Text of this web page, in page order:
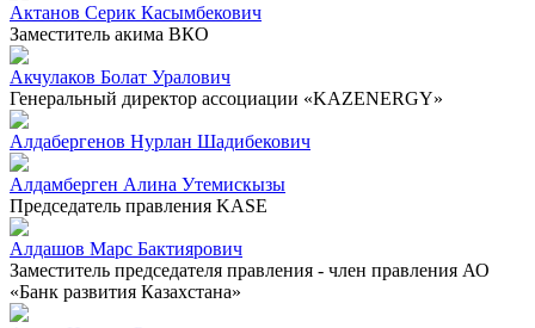
Актанов Серик Касымбекович
Заместитель акима ВКО
Акчулаков Болат Уралович
Генеральный директор ассоциации «KAZENERGY»
Алдабергенов Нурлан Шадибекович
Алдамберген Алина Утемискызы
Председатель правления KASE
Алдашов Марс Бактиярович
Заместитель председателя правления - член правления АО
«Банк развития Казахстана»